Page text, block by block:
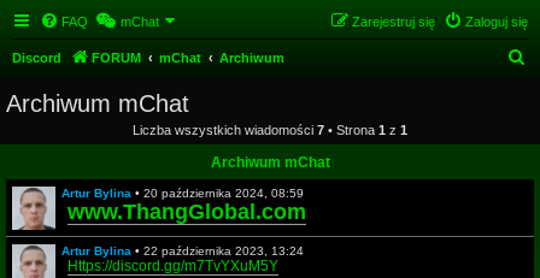
FAQ mChat Zaloguj się
Zarejestruj się
Discord FORUM mChat Archiwum
k
Archiwum mChat
Liczba wszystkich wiadomości 7 • Strona 1 z 1
Archiwum mChat
Artur Bylina • 20 października 2024, 08:59
www.ThangGlobal.com
Artur Bylina • 22 października 2023, 13:24
Https://discord.gg/m7TvYXuM5Y